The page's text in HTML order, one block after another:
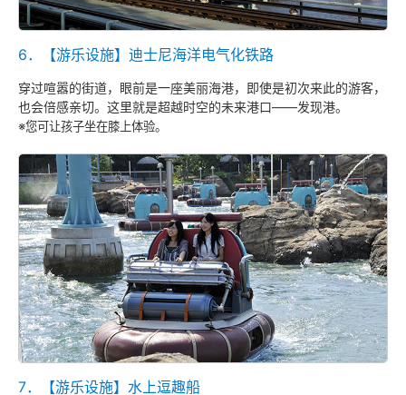
6．【游乐设施】迪士尼海洋电气化铁路
穿过喧嚣的街道，眼前是一座美丽海港，即使是初次来此的游客，
也会倍感亲切。这里就是超越时空的未来港口——发现港。
※您可让孩子坐在膝上体验。
7．【游乐设施】水上逗趣船